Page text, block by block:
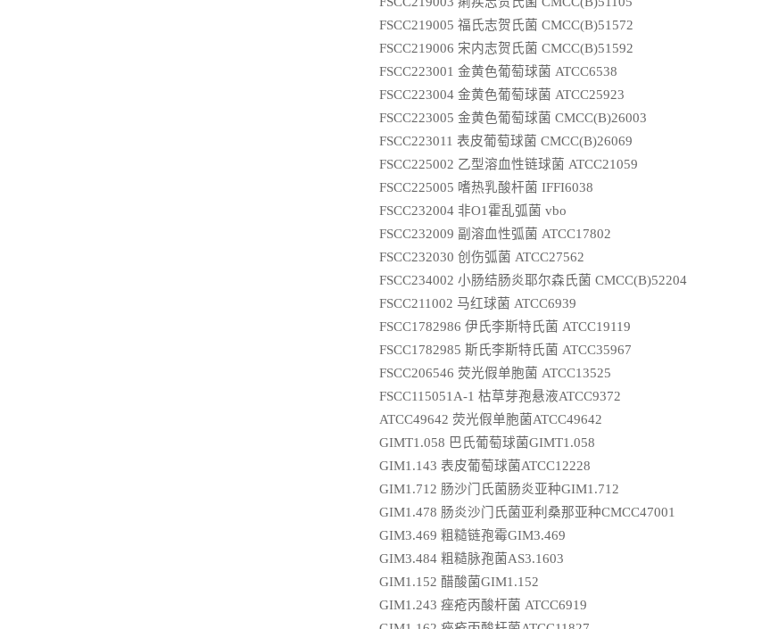
FSCC219005 福氏志贺氏菌 CMCC(B)51572
FSCC219006 宋内志贺氏菌 CMCC(B)51592
FSCC223001 金黄色葡萄球菌 ATCC6538
FSCC223004 金黄色葡萄球菌 ATCC25923
FSCC223005 金黄色葡萄球菌 CMCC(B)26003
FSCC223011 表皮葡萄球菌 CMCC(B)26069
FSCC225002 乙型溶血性链球菌 ATCC21059
FSCC225005 嗜热乳酸杆菌 IFFI6038
FSCC232004 非O1霍乱弧菌 vbo
FSCC232009 副溶血性弧菌 ATCC17802
FSCC232030 创伤弧菌 ATCC27562
FSCC234002 小肠结肠炎耶尔森氏菌 CMCC(B)52204
FSCC211002 马红球菌 ATCC6939
FSCC1782986 伊氏李斯特氏菌 ATCC19119
FSCC1782985 斯氏李斯特氏菌 ATCC35967
FSCC206546 荧光假单胞菌 ATCC13525
FSCC115051A-1 枯草芽孢悬液ATCC9372
ATCC49642 荧光假单胞菌ATCC49642
GIMT1.058 巴氏葡萄球菌GIMT1.058
GIM1.143 表皮葡萄球菌ATCC12228
GIM1.712 肠沙门氏菌肠炎亚种GIM1.712
GIM1.478 肠炎沙门氏菌亚利桑那亚种CMCC47001
GIM3.469 粗糙链孢霉GIM3.469
GIM3.484 粗糙脉孢菌AS3.1603
GIM1.152 醋酸菌GIM1.152
GIM1.243 痤疮丙酸杆菌 ATCC6919